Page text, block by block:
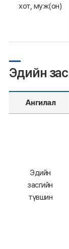
хот, муж(он)
Эдийн
Ангилал
Эдийн
засгийн
түвшин